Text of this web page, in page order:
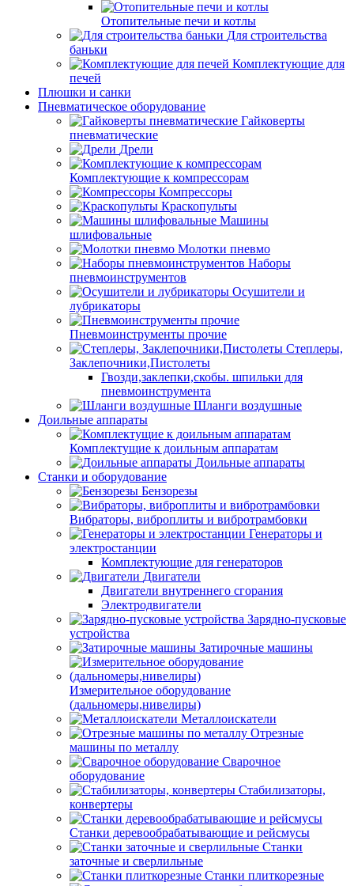
Отопительные печи и котлы
Для строительства
баньки
Комплектующие для
печей
Плюшки и санки
Пневматическое оборудование
Гайковерты
пневматические
Дрели
Комплектующие к компрессорам
Компрессоры
Краскопульты
Машины
шлифовальные
Молотки пневмо
Наборы
пневмоинструментов
Осушители и
лубрикаторы
Пневмоинструменты прочие
Степлеры,
Заклепочники,Пистолеты
Гвозди,заклепки,скобы. шпильки для
пневмоинструмента
Шланги воздушные
Доильные аппараты
Комплектущие к доильным аппаратам
Доильные аппараты
Станки и оборудование
Бензорезы
Вибраторы, виброплиты и вибротрамбовки
Генераторы и
электростанции
Комплектующие для генераторов
Двигатели
Двигатели внутреннего сгорания
Электродвигатели
Зарядно-пусковые
устройства
Затирочные машины
Измерительное оборудование
(дальномеры,нивелиры)
Металлоискатели
Отрезные
машины по металлу
Сварочное
оборудование
Стабилизаторы,
конвертеры
Станки деревообрабатывающие и рейсмусы
Станки
заточные и сверлильные
Станки плиткорезные